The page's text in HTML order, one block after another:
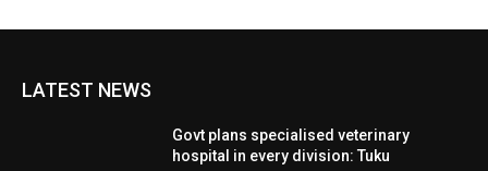
LATEST NEWS
Govt plans specialised veterinary
hospital in every division: Tuku